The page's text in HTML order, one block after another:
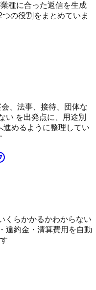
種に合った返信を生成
の役割をまとめていま
、法事、接待、団体な
い を出発点に、用途別
めるように整理してい
くらかかるかわからない
違約金・清算費用を自動